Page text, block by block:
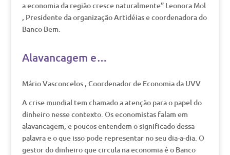
a economia da região cresce naturalmente” Leonora Mol
, Presidente da organização Artidéias e coordenadora do
Banco Bem.
Alavancagem e…
Mário Vasconcelos , Coordenador de Economia da UVV
A crise mundial tem chamado a atenção para o papel do
dinheiro nesse contexto. Os economistas falam em
alavancagem, e poucos entendem o significado dessa
palavra e o que isso pode representar no seu dia-a-dia. O
gestor do dinheiro que circula na economia é o Banco